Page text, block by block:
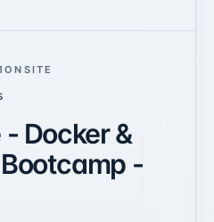
ONSITE
Docker &
-